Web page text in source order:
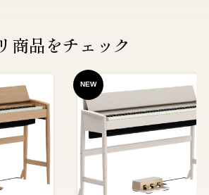
商品をチェック
NEW